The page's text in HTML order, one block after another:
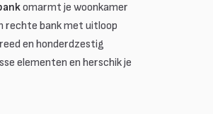
omarmt je woonkamer
rechte bank met uitloop
en honderdzestig
elementen en herschik je